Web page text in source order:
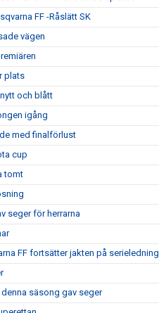
FF -Råslätt SK
vägen
plats
och blått
igång
med finalförlust
cup
tomt
seger för herrarna
FF fortsätter jakten på serieledning
säsong gav seger